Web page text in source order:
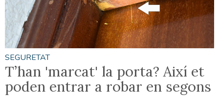
SEGURETAT
T’han 'marcat' la porta? Així et
poden entrar a robar en segons